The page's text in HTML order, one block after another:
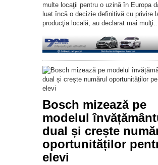
multe locaţii pentru o uzină în Europa
luat încă o decizie definitivă cu privire
producţia locală, au declarat mai mulţi…
Bosch mizează pe
modelul
dual și crește
oportunităților
elevi